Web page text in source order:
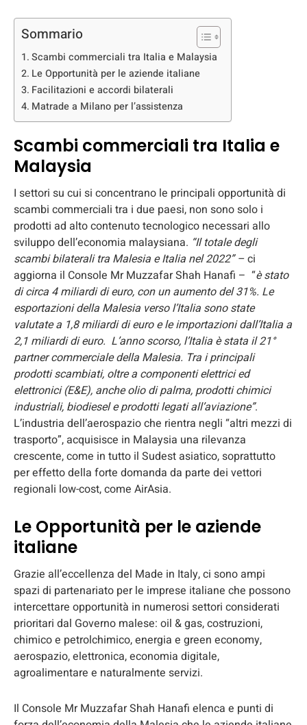
Sommario
Scambi commerciali tra Italia e Malaysia
Le Opportunità per le aziende italiane
Facilitazioni e accordi bilaterali
Matrade a Milano per l’assistenza
Scambi commerciali tra Italia e
Malaysia
I settori su cui si concentrano le principali opportunità di
scambi commerciali tra i due paesi, non sono solo i
prodotti ad alto contenuto tecnologico necessari allo
sviluppo dell’economia malaysiana. “Il totale degli
scambi bilaterali tra Malesia e Italia nel 2022” –ci
aggiorna il Console Mr Muzzafar Shah Hanafi – “è stato
di circa 4 miliardi di euro, con un aumento del 31%. Le
esportazioni della Malesia verso l’Italia sono state
valutate a 1,8 miliardi di euro e le importazioni dall’Italia a
2,1 miliardi di euro. L’anno scorso, l’Italia è stata il 21°
partner commerciale della Malesia. Tra i principali
prodotti scambiati, oltre a componenti elettrici ed
elettronici (E&E), anche olio di palma, prodotti chimici
industriali, biodiesel e prodotti legati all’aviazione”.
L’industria dell’aerospazio che rientra negli “altri mezzi di
trasporto”, acquisisce in Malaysia una rilevanza
crescente, come in tutto il Sudest asiatico, soprattutto
per effetto della forte domanda da parte dei vettori
regionali low-cost, come AirAsia.
Le Opportunità per le aziende
italiane
Grazie all’eccellenza del Made in Italy, ci sono ampi
spazi di partenariato per le imprese italiane che possono
intercettare opportunità in numerosi settori considerati
prioritari dal Governo malese: oil & gas, costruzioni,
chimico e petrolchimico, energia e green economy,
aerospazio, elettronica, economia digitale,
agroalimentare e naturalmente servizi.
Il Console Mr Muzzafar Shah Hanafi elenca e punti di